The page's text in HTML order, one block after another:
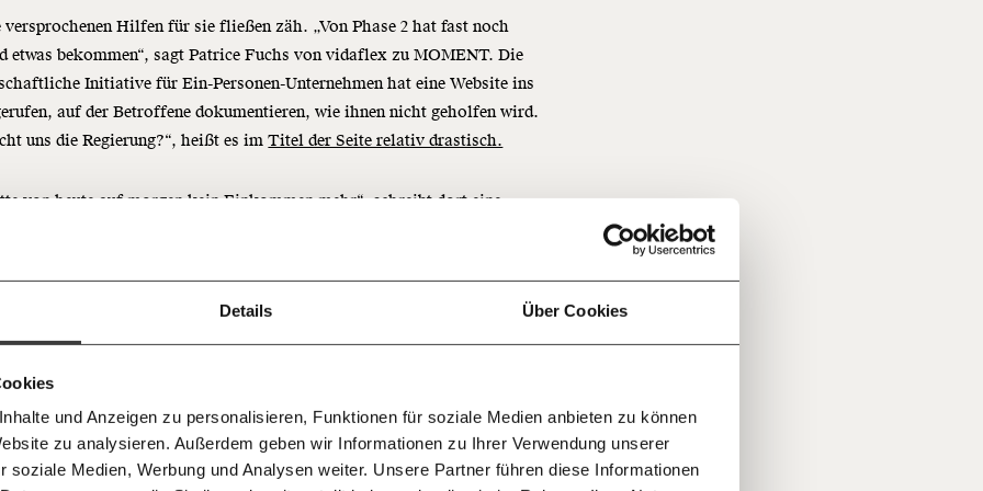
Details Über Cookies
und Anzeigen zu personalisieren, Funktionen für soziale Medien anbieten zu können
zu analysieren. Außerdem geben wir Informationen zu Ihrer Verwendung unserer
soziale Medien, Werbung und Analysen weiter. Unsere Partner führen diese Informationen
dem
unseren gratis
E-Mail-
Morgenmoment:
Knackig über die
wichtigsten Themen
unsere Wirtschaft so
das wird auch so bleiben.
6017
für sozialen Fortschritt
50€ 100€ €
Facebook Mastodon
versprochenen Hilfen für sie fließen zäh. „Von Phase 2 hat fast noch
etwas bekommen“, sagt Patrice Fuchs von vidaflex zu MOMENT. Die
Initiative für Ein-Personen-Unternehmen hat eine Website ins
auf der Betroffene dokumentieren, wie ihnen nicht geholfen wird.
uns die Regierung?“, heißt es imTitel der Seite relativ drastisch.
von heute auf morgen kein Einkommen mehr“, schreibt dort eine
müssen. „Mich plagen starke Existenzängste, da ich nicht abschätzen
es weitergeht“, schreibt die Frau.
Als geht man mit
blutender Kopfwunde